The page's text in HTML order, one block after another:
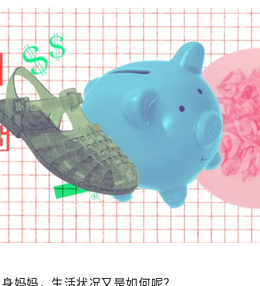
妈妈，生活状况又是如何呢？